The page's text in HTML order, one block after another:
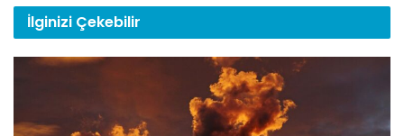
İlginizi Çekebilir